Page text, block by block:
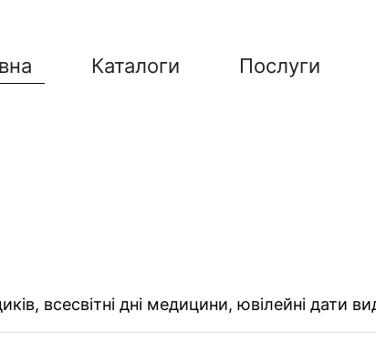
Каталоги Послуги
всесвітні дні медицини, ювілейні дати